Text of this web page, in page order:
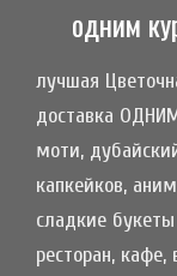
одним
лучшая
доставка
моти,
капкейков,
сладкие
ресторан, кафе,